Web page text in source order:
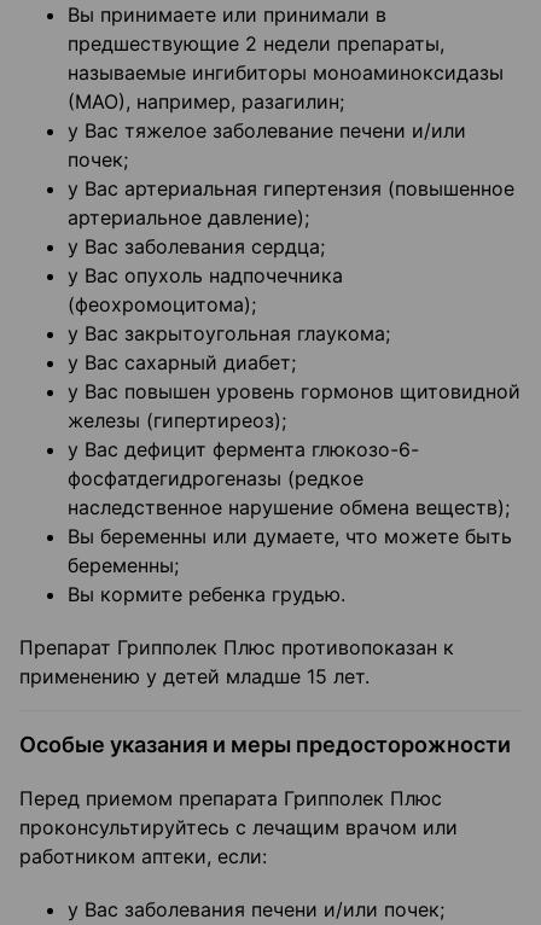
Вы принимаете или принимали в
предшествующие 2 недели препараты,
называемые ингибиторы моноаминоксидазы
(МАО), например, разагилин;
у Вас тяжелое заболевание печени и/или
почек;
у Вас артериальная гипертензия (повышенное
артериальное давление);
у Вас заболевания сердца;
у Вас опухоль надпочечника
(феохромоцитома);
у Вас закрытоугольная глаукома;
у Вас сахарный диабет;
у Вас повышен уровень гормонов щитовидной
железы (гипертиреоз);
у Вас дефицит фермента глюкозо-6-
фосфатдегидрогеназы (редкое
наследственное нарушение обмена веществ);
Вы беременны или думаете, что можете быть
беременны;
Вы кормите ребенка грудью.
Препарат Грипполек Плюс противопоказан к
применению у детей младше 15 лет.
Особые указания и меры предосторожности
Перед приемом препарата Грипполек Плюс
проконсультируйтесь с лечащим врачом или
работником аптеки, если:
у Вас заболевания печени и/или почек;